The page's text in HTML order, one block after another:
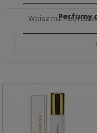
Strona Główna PERFUMY
Perfumy